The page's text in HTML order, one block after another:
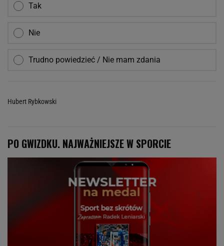
Tak
Nie
Trudno powiedzieć / Nie mam zdania
Hubert Rybkowski